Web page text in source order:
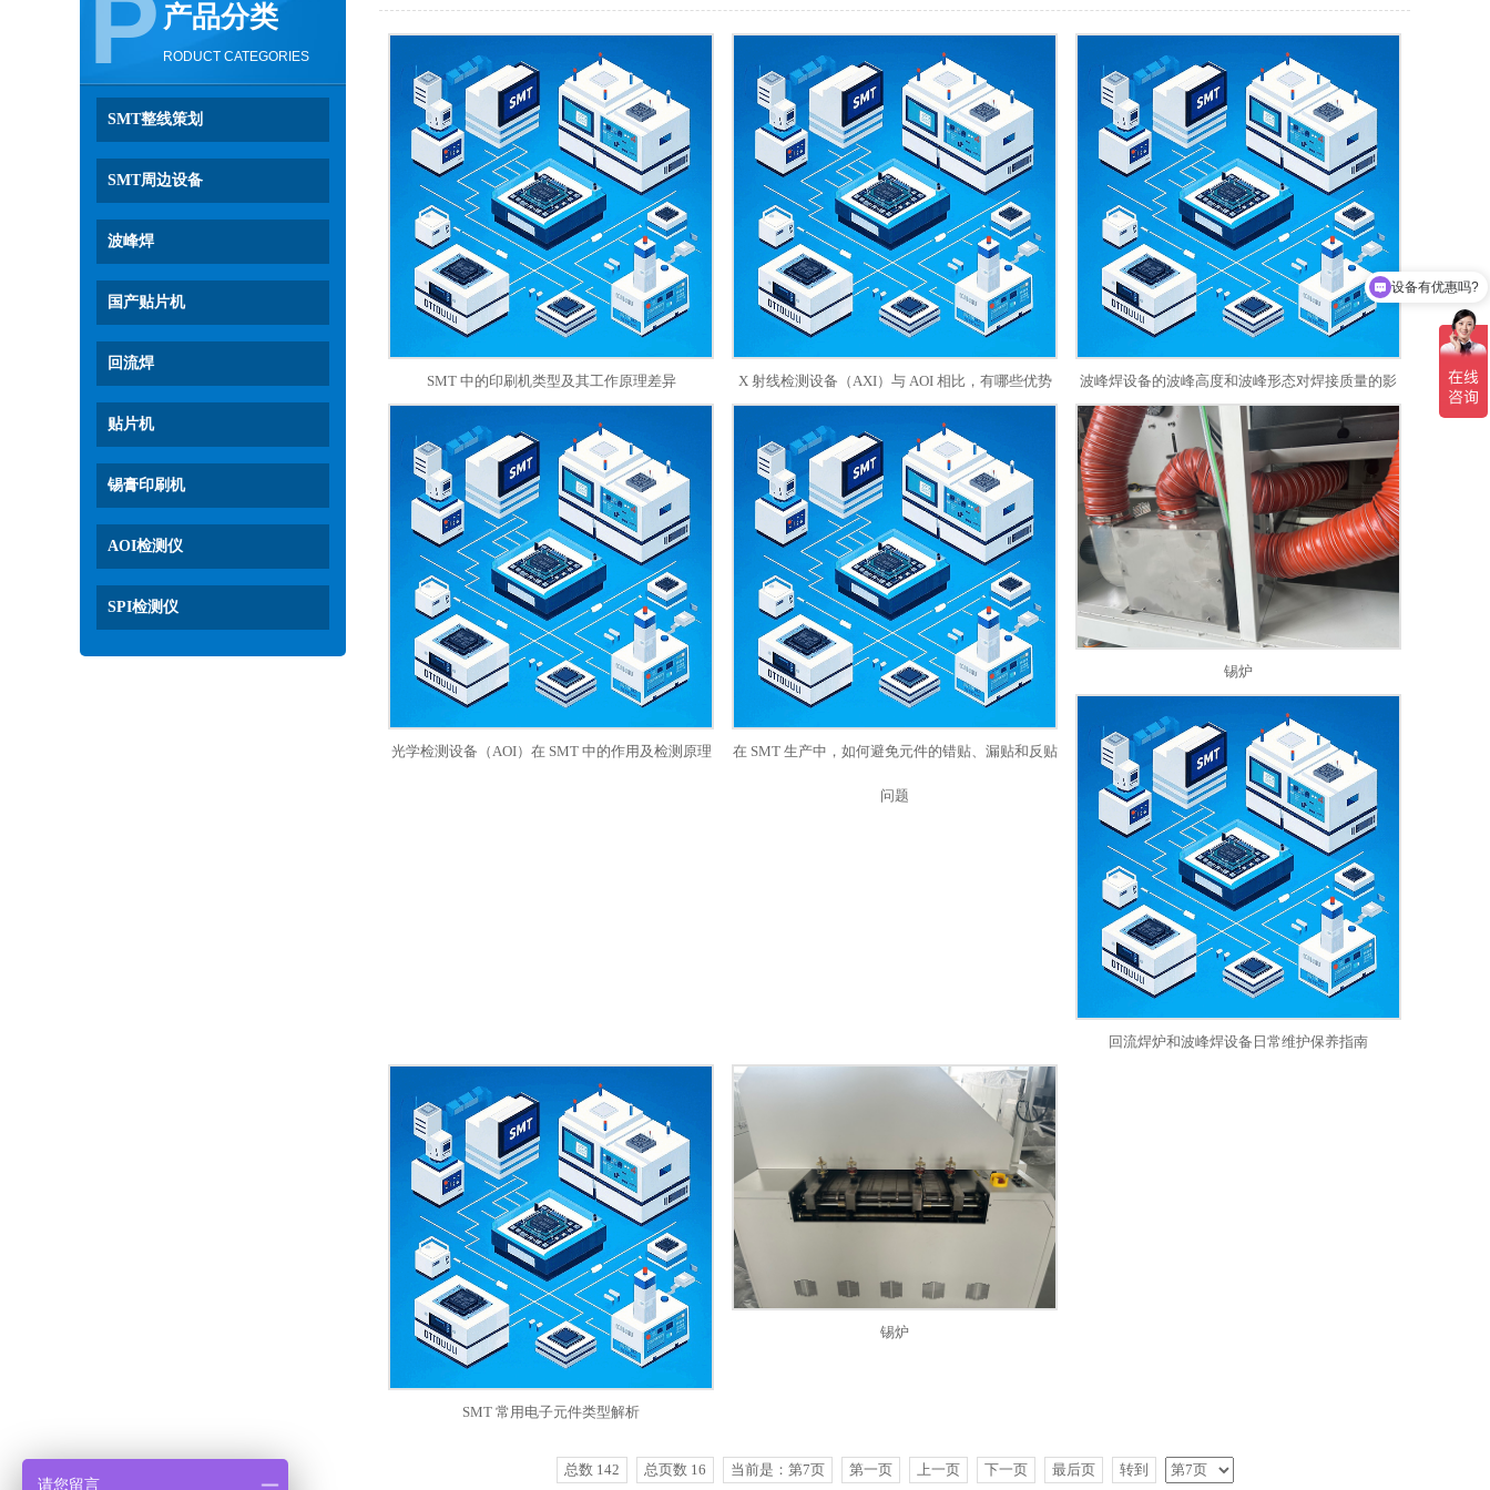
P 产品分类
RODUCT CATEGORIES
SMT整线策划
SMT周边设备
波峰焊
国产贴片机
回流焊
贴片机
锡膏印刷机
AOI检测仪
SPI检测仪
SMT 中的印刷机类型及其工作原理差异 X 射线检测设备（AXI）与 AOI 相比，有哪些优势 波峰焊设备的波峰高度和波峰形态对焊接质量的影
响
光学检测设备（AOI）在 SMT 中的作用及检测原理 在 SMT 生产中，如何避免元件的错贴、漏贴和反贴
问题
锡炉
回流焊炉和波峰焊设备日常维护保养指南
SMT 常用电子元件类型解析
锡炉
总数 142 总页数 16 当前是：第7页 第一页 上一页 下一页 最后页 转到
可以介绍下你们的产品么？
请您留言